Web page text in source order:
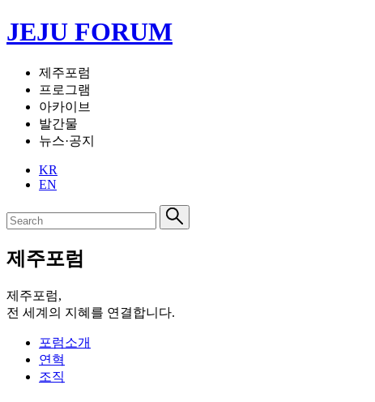
JEJU FORUM
제주포럼
프로그램
아카이브
발간물
뉴스·공지
KR
EN
제주포럼
제주포럼,
전 세계의 지혜를 연결합니다.
포럼소개
연혁
조직